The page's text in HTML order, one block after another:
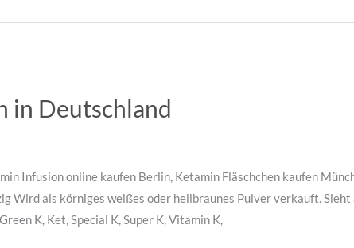
in Deutschland
Infusion online kaufen Berlin, Ketamin Fläschchen kaufen
Wird als körniges weißes oder hellbraunes Pulver verkauft.
K, Ket, Special K, Super K, Vitamin K,